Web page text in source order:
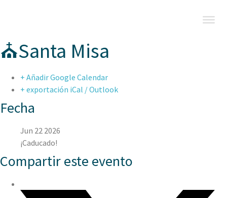
⛪Santa Misa
+ Añadir Google Calendar
+ exportación iCal / Outlook
Fecha
Jun 22 2026
¡Caducado!
Compartir este evento